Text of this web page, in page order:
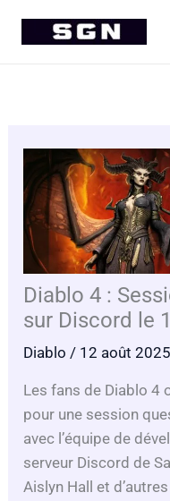
Diablo 4 :
sur Discord le
Diablo / 12 août 2025
Les fans de Diablo 4
pour une session
avec l’équipe de
serveur Discord de
Aislyn Hall et